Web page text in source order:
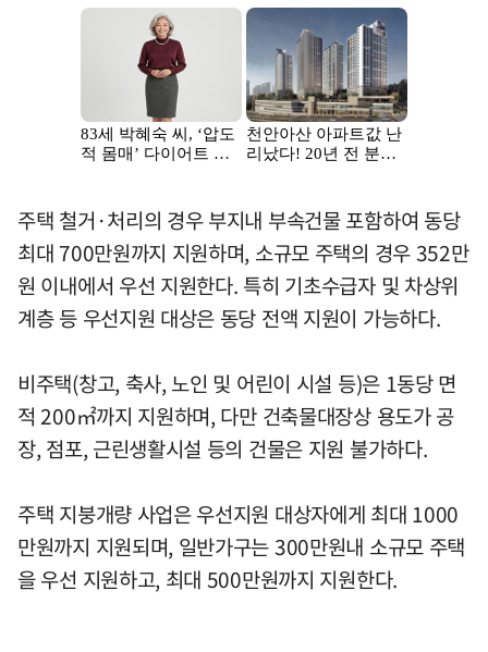
주택 철거·처리의 경우 부지내 부속건물 포함하여 동당
최대 700만원까지 지원하며, 소규모 주택의 경우 352만
원 이내에서 우선 지원한다. 특히 기초수급자 및 차상위
계층 등 우선지원 대상은 동당 전액 지원이 가능하다.
비주택(창고, 축사, 노인 및 어린이 시설 등)은 1동당 면
적 200㎡까지 지원하며, 다만 건축물대장상 용도가 공
장, 점포, 근린생활시설 등의 건물은 지원 불가하다.
주택 지붕개량 사업은 우선지원 대상자에게 최대 1000
만원까지 지원되며, 일반가구는 300만원내 소규모 주택
을 우선 지원하고, 최대 500만원까지 지원한다.